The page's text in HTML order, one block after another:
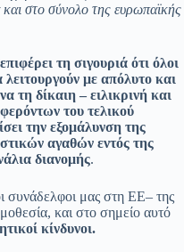
στο σύνολο της ευρωπαϊκής
τη σιγουριά ότι όλοι
με απόλυτο και
τη δίκαιη – ειλικρινή και
του τελικού
την εξομάλυνση της
αγαθών εντός της
διανομής.
μας στη ΕΕ– της
και στο σημείο αυτό
κίνδυνοι.